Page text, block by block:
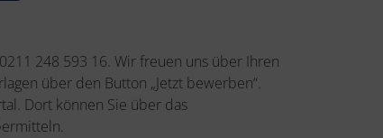
248 593 16. Wir freuen uns über Ihren
über den Button „Jetzt bewerben“.
Dort können Sie über das